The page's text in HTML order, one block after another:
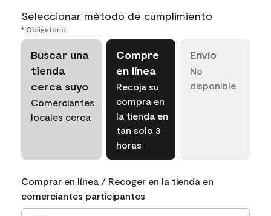
Seleccionar método de cumplimiento
* Obligatorio
Buscar una
tienda
cerca suyo
Comerciantes
locales cerca
Compre
en línea
Recoja su
compra en
la tienda en
tan solo 3
horas
Envío
No
disponible
Comprar en línea / Recoger en la tienda en
comerciantes participantes